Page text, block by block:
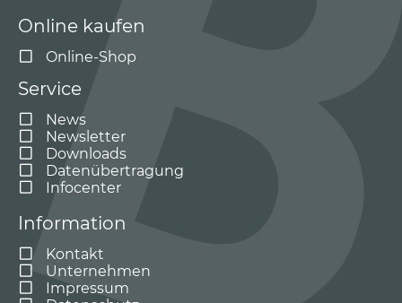
Online kaufen
Online-Shop
Service
News
Newsletter
Downloads
Datenübertragung
Infocenter
Information
Kontakt
Unternehmen
Impressum